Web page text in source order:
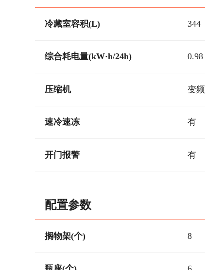
冷藏室容积(L) 344
综合耗电量(kW·h/24h) 0.98
压缩机 变频
速冷速冻 有
开门报警 有
配置参数
搁物架(个) 8